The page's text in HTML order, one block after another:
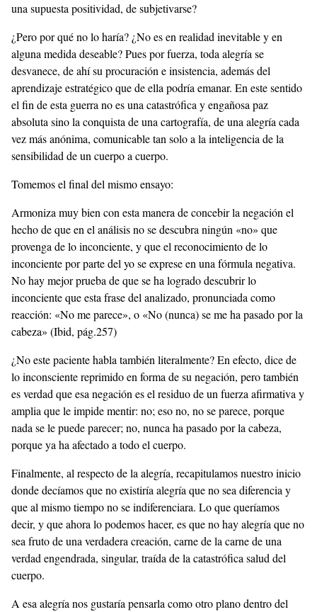
una supuesta positividad, de subjetivarse?
¿Pero por qué no lo haría? ¿No es en realidad inevitable y en
alguna medida deseable? Pues por fuerza, toda alegría se
desvanece, de ahí su procuración e insistencia, además del
aprendizaje estratégico que de ella podría emanar. En este sentido
el fin de esta guerra no es una catastrófica y engañosa paz
absoluta sino la conquista de una cartografía, de una alegría cada
vez más anónima, comunicable tan solo a la inteligencia de la
sensibilidad de un cuerpo a cuerpo.
Tomemos el final del mismo ensayo:
Armoniza muy bien con esta manera de concebir la negación el
hecho de que en el análisis no se descubra ningún «no» que
provenga de lo inconciente, y que el reconocimiento de lo
inconciente por parte del yo se exprese en una fórmula negativa.
No hay mejor prueba de que se ha logrado descubrir lo
inconciente que esta frase del analizado, pronunciada como
reacción: «No me parece», o «No (nunca) se me ha pasado por la
cabeza» (Ibid, pág.257)
¿No este paciente habla también literalmente? En efecto, dice de
lo inconsciente reprimido en forma de su negación, pero también
es verdad que esa negación es el residuo de un fuerza afirmativa y
amplia que le impide mentir: no; eso no, no se parece, porque
nada se le puede parecer; no, nunca ha pasado por la cabeza,
porque ya ha afectado a todo el cuerpo.
Finalmente, al respecto de la alegría, recapitulamos nuestro inicio
donde decíamos que no existiría alegría que no sea diferencia y
que al mismo tiempo no se indiferenciara. Lo que queríamos
decir, y que ahora lo podemos hacer, es que no hay alegría que no
sea fruto de una verdadera creación, carne de la carne de una
verdad engendrada, singular, traída de la catastrófica salud del
cuerpo.
A esa alegría nos gustaría pensarla como otro plano dentro del